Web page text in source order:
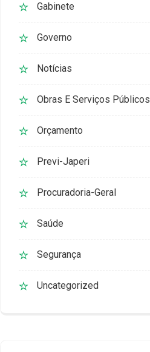
Gabinete
Governo
Notícias
Obras E Serviços Públicos
Orçamento
Previ-Japeri
Procuradoria-Geral
Saúde
Segurança
Uncategorized